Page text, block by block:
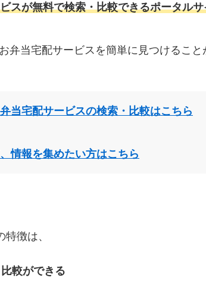
スが無料で検索・比較できるポータル
弁当宅配サービスを簡単に見つけること
当宅配サービスの検索・比較はこちら
情報を集めたい方はこちら
特徴は、
較ができる